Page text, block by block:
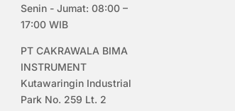
Senin - Jumat: 08:00 –
17:00 WIB
PT CAKRAWALA BIMA
INSTRUMENT
Kutawaringin Industrial
Park No. 259 Lt. 2